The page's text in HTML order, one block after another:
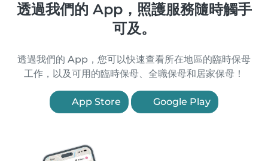
透過我們的 App，照護服務隨時觸手
可及。
透過我們的 App，您可以快速查看所在地區的臨時保母
工作，以及可用的臨時保母、全職保母和居家保母！
App Store Google Play